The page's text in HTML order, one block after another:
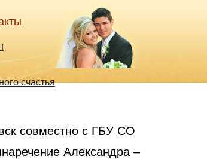
счастья
совместно с ГБУ СО
Александра –